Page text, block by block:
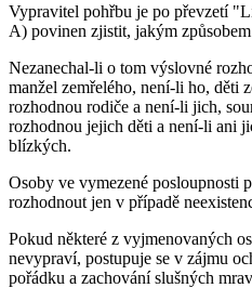
Vypravitel pohřbu je po převzetí
A) povinen zjistit, jakým
Nezanechal-li o tom výslovné
manžel zemřelého, není-li ho, děti
rozhodnou rodiče a není-li jich,
rozhodnou jejich děti a není-li ani
blízkých.
Osoby ve vymezené posloupnosti
rozhodnout jen v případě
Pokud některé z vyjmenovaných
nevypraví, postupuje se v zájmu
pořádku a zachování slušných